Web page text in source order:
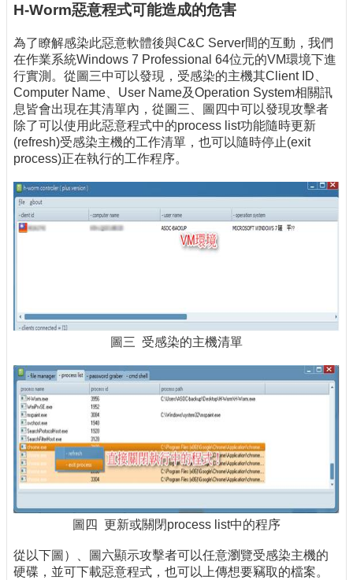
H-Worm惡意程式可能造成的危害
為了瞭解感染此惡意軟體後與C&C Server間的互動，我們
在作業系統Windows 7 Professional 64位元的VM環境下進
行實測。從圖三中可以發現，受感染的主機其Client ID、
Computer Name、User Name及Operation System相關訊
息皆會出現在其清單內，從圖三、圖四中可以發現攻擊者
除了可以使用此惡意程式中的process list功能隨時更新
(refresh)受感染主機的工作清單，也可以隨時停止(exit
process)正在執行的工作程序。
圖三 受感染的主機清單
圖四 更新或關閉process list中的程序
從以下圖）、圖六顯示攻擊者可以任意瀏覽受感染主機的
硬碟，並可下載惡意程式，也可以上傳想要竊取的檔案。